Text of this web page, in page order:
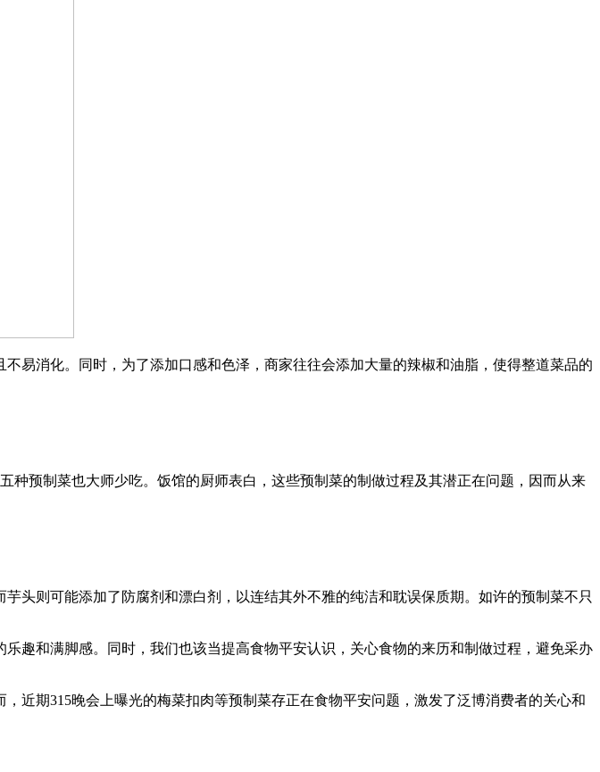
消化。同时，为了添加口感和色泽，商家往往会添加大量的辣椒和油脂，使得整道菜品的
预制菜也大师少吃。饭馆的厨师表白，这些预制菜的制做过程及其潜正在问题，因而从来
则可能添加了防腐剂和漂白剂，以连结其外不雅的纯洁和耽误保质期。如许的预制菜不只
和满脚感。同时，我们也该当提高食物平安认识，关心食物的来历和制做过程，避免采办
期315晚会上曝光的梅菜扣肉等预制菜存正在食物平安问题，激发了泛博消费者的关心和